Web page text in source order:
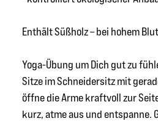
Enthält Süßholz – bei hohem
Yoga-Übung um Dich gut zu
Sitze im Schneidersitz mit
öffne die Arme kraftvoll zur
kurz, atme aus und entspanne.